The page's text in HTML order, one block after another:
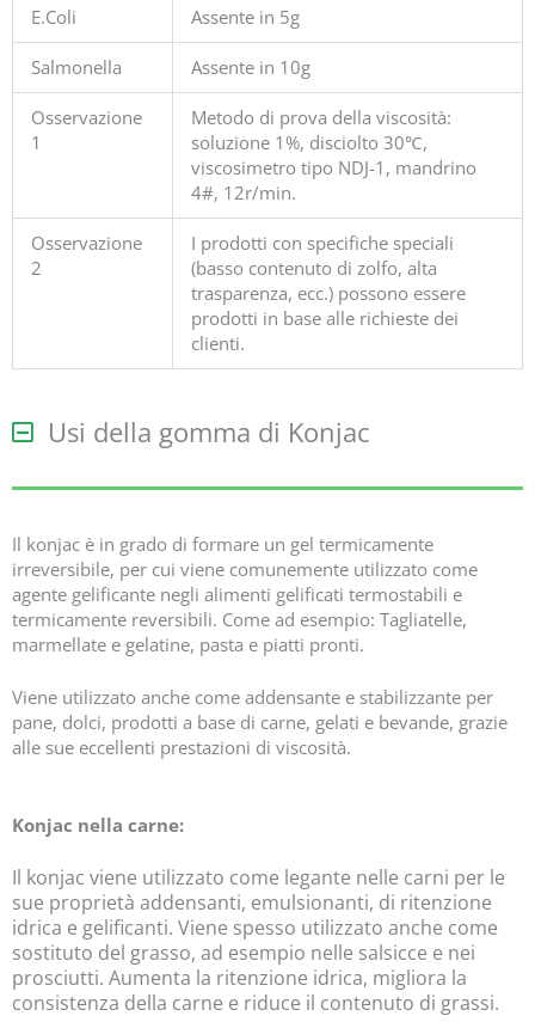
E.Coli Assente in 5g
Salmonella Assente in 10g
Osservazione
1
Metodo di prova della viscosità:
soluzione 1%, disciolto 30℃,
viscosimetro tipo NDJ-1, mandrino
4#, 12r/min.
Osservazione
2
I prodotti con specifiche speciali
(basso contenuto di zolfo, alta
trasparenza, ecc.) possono essere
prodotti in base alle richieste dei
clienti.
Usi della gomma di Konjac
Il konjac è in grado di formare un gel termicamente
irreversibile, per cui viene comunemente utilizzato come
agente gelificante negli alimenti gelificati termostabili e
termicamente reversibili. Come ad esempio: Tagliatelle,
marmellate e gelatine, pasta e piatti pronti.
Viene utilizzato anche come addensante e stabilizzante per
pane, dolci, prodotti a base di carne, gelati e bevande, grazie
alle sue eccellenti prestazioni di viscosità.
Konjac nella carne:
Il konjac viene utilizzato come legante nelle carni per le
sue proprietà addensanti, emulsionanti, di ritenzione
idrica e gelificanti. Viene spesso utilizzato anche come
sostituto del grasso, ad esempio nelle salsicce e nei
prosciutti. Aumenta la ritenzione idrica, migliora la
consistenza della carne e riduce il contenuto di grassi.